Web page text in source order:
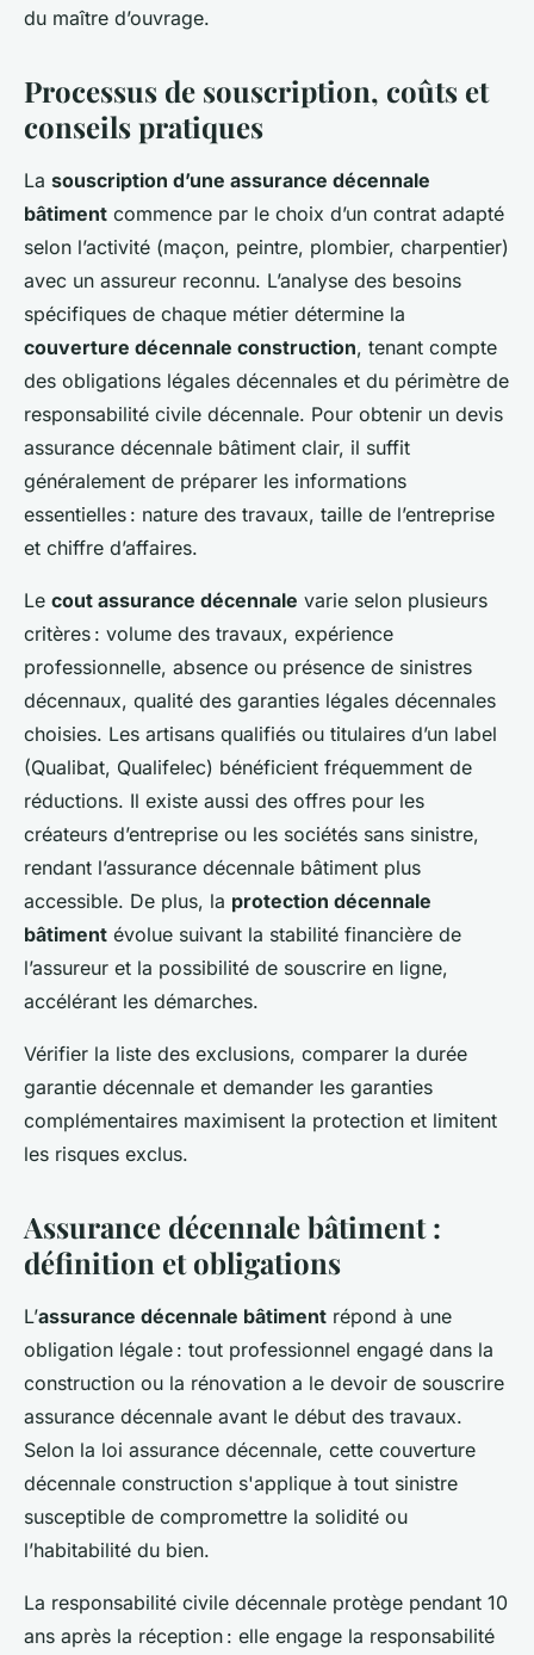
du maître d’ouvrage.
Processus de souscription, coûts et
conseils pratiques
La souscription d’une assurance décennale
bâtiment commence par le choix d’un contrat adapté
selon l’activité (maçon, peintre, plombier, charpentier)
avec un assureur reconnu. L’analyse des besoins
spécifiques de chaque métier détermine la
couverture décennale construction, tenant compte
des obligations légales décennales et du périmètre de
responsabilité civile décennale. Pour obtenir un devis
assurance décennale bâtiment clair, il suffit
généralement de préparer les informations
essentielles : nature des travaux, taille de l’entreprise
et chiffre d’affaires.
Le cout assurance décennale varie selon plusieurs
critères : volume des travaux, expérience
professionnelle, absence ou présence de sinistres
décennaux, qualité des garanties légales décennales
choisies. Les artisans qualifiés ou titulaires d’un label
(Qualibat, Qualifelec) bénéficient fréquemment de
réductions. Il existe aussi des offres pour les
créateurs d’entreprise ou les sociétés sans sinistre,
rendant l’assurance décennale bâtiment plus
accessible. De plus, la protection décennale
bâtiment évolue suivant la stabilité financière de
l’assureur et la possibilité de souscrire en ligne,
accélérant les démarches.
Vérifier la liste des exclusions, comparer la durée
garantie décennale et demander les garanties
complémentaires maximisent la protection et limitent
les risques exclus.
Assurance décennale bâtiment :
définition et obligations
L’assurance décennale bâtiment répond à une
obligation légale : tout professionnel engagé dans la
construction ou la rénovation a le devoir de souscrire
assurance décennale avant le début des travaux.
Selon la loi assurance décennale, cette couverture
décennale construction s'applique à tout sinistre
susceptible de compromettre la solidité ou
l’habitabilité du bien.
La responsabilité civile décennale protège pendant 10
ans après la réception : elle engage la responsabilité